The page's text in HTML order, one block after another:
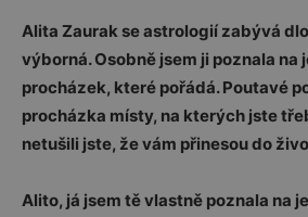
Alita Zaurak se astrologií zabývá
výborná. Osobně jsem ji poznala na
procházek, které pořádá. Poutavé
procházka místy, na kterých jste
netušili jste, že vám přinesou do
Alito, já jsem tě vlastně poznala na